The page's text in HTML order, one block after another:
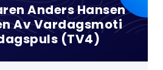
Anders Hansen
Av Vardagsmoti
(TV4)